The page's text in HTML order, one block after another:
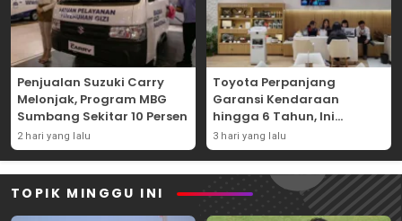
Penjualan Suzuki Carry
Melonjak, Program MBG
Sumbang Sekitar 10 Persen
2 hari yang lalu
Toyota Perpanjang
Garansi Kendaraan
hingga 6 Tahun, Ini
Syaratnya
3 hari yang lalu
TOPIK MINGGU INI